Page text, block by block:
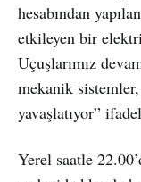
hesabından
etkileyen bir
Uçuşlarımız
mekanik sistemler,
yavaşlatıyor”
Yerel saatle